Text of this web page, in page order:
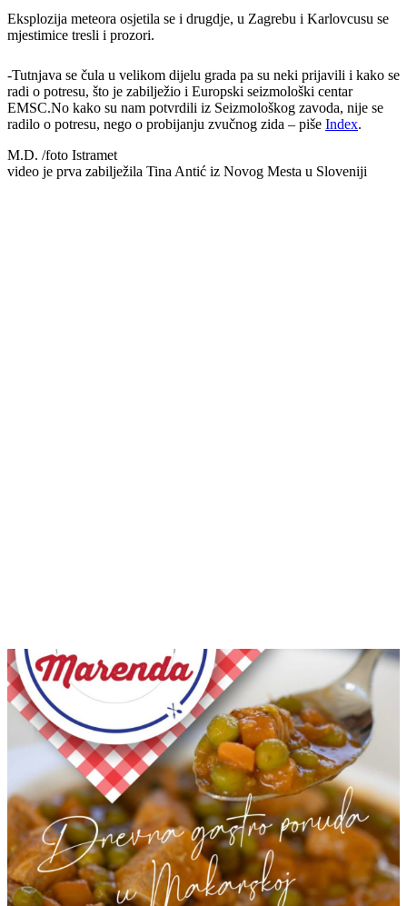
Eksplozija meteora osjetila se i drugdje, u Zagrebu i Karlovcusu se
mjestimice tresli i prozori.
-Tutnjava se čula u velikom dijelu grada pa su neki prijavili i kako se
radi o potresu, što je zabilježio i Europski seizmološki centar
EMSC.No kako su nam potvrdili iz Seizmološkog zavoda, nije se
radilo o potresu, nego o probijanju zvučnog zida – piše Index.
M.D. /foto Istramet
video je prva zabilježila Tina Antić iz Novog Mesta u Sloveniji